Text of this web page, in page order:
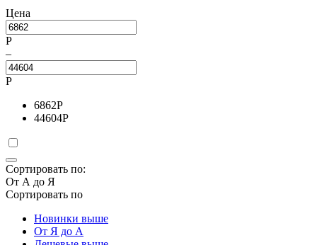
Цена
Р
–
Р
6862Р
44604Р
Сортировать по:
От А до Я
Сортировать по
Новинки выше
От Я до А